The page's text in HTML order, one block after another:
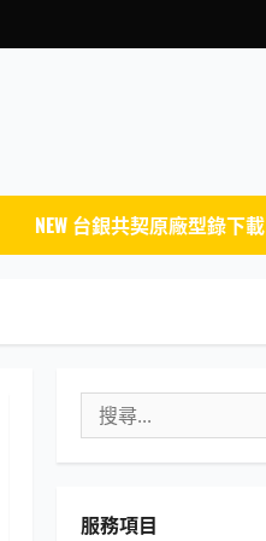
NEW 台銀共契原廠型錄下載
尋
關
字:
服務項目